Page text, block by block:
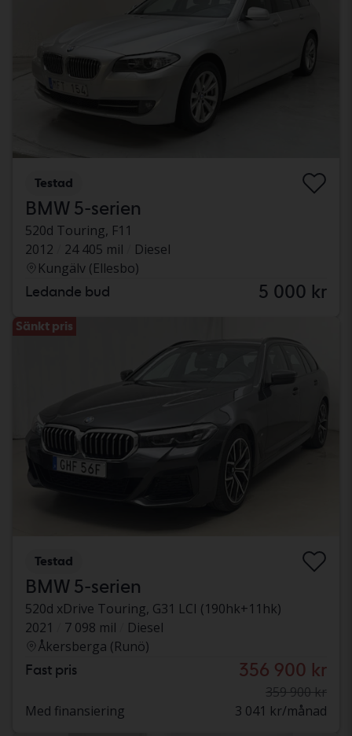
Testad
BMW 5-serien
520d Touring, F11
2012
24 405 mil
Diesel
Kungälv (Ellesbo)
Ledande bud 5 000 kr
Sänkt pris
Testad
BMW 5-serien
520d xDrive Touring, G31 LCI (190hk+11hk)
2021
7 098 mil
Diesel
Åkersberga (Runö)
Fast pris 356 900 kr
359 900 kr
Med finansiering
3 041 kr/månad